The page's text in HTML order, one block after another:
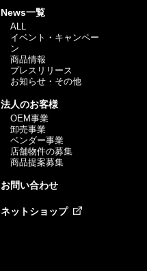
News一覧
ALL
イベント・キャンペー
ン
商品情報
プレスリリース
お知らせ・その他
法人のお客様
OEM事業
卸売事業
ベンダー事業
店舗物件の募集
商品提案募集
お問い合わせ
ネットショップ